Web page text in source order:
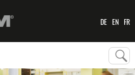
DE EN FR